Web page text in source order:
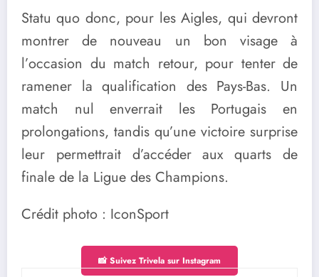
Statu quo donc, pour les Aigles, qui devront
montrer de nouveau un bon visage à
l’occasion du match retour, pour tenter de
ramener la qualification des Pays-Bas. Un
match nul enverrait les Portugais en
prolongations, tandis qu’une victoire surprise
leur permettrait d’accéder aux quarts de
finale de la Ligue des Champions.
Crédit photo : IconSport
📸 Suivez Trivela sur Instagram